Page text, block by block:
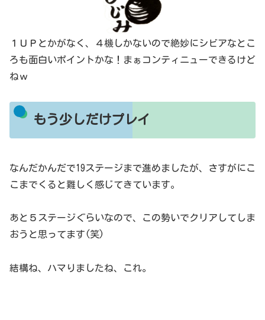
１ＵＰとかがなく、４機しかないので絶妙にシビアなとこ
ろも面白いポイントかな！まぁコンティニューできるけど
ねｗ
もう少しだけプレイ
なんだかんだで19ステージまで進めましたが、さすがにこ
こまでくると難しく感じてきています。
あと５ステージぐらいなので、この勢いでクリアしてしま
おうと思ってます(笑)
結構ね、ハマりましたね、これ。